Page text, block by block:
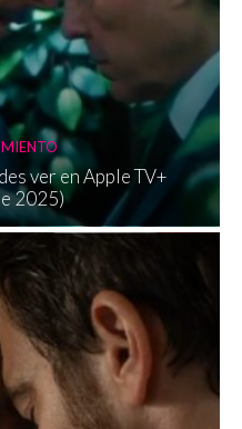
ver en Apple TV+
2025)